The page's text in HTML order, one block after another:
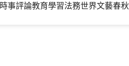
時事評論教育學習法務世界文藝春秋